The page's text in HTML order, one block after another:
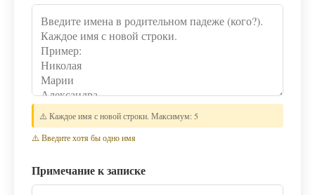
⚠️ Каждое имя с новой строки. Максимум: 5
⚠️ Введите хотя бы одно имя
Примечание к записке